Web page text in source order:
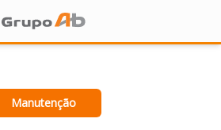
Manutenção